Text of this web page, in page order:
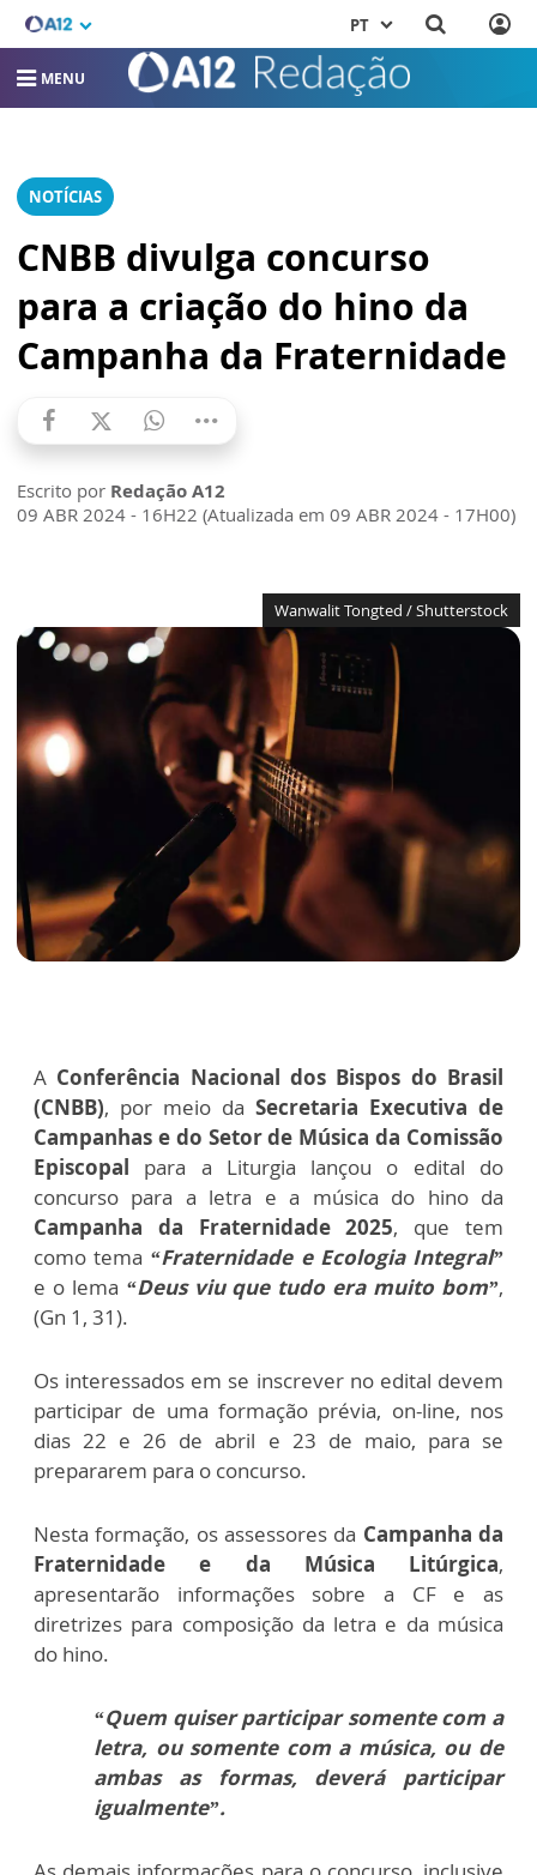
PT
MENU
NOTÍCIAS
CNBB divulga concurso
para a criação do hino da
Campanha da Fraternidade
Escrito por Redação A12
09 ABR 2024 - 16H22 (Atualizada em 09 ABR 2024 - 17H00)
Wanwalit Tongted / Shutterstock
A Conferência Nacional dos Bispos do Brasil
(CNBB), por meio da Secretaria Executiva de
Campanhas e do Setor de Música da Comissão
Episcopal para a Liturgia lançou o edital do
concurso para a letra e a música do hino da
Campanha da Fraternidade 2025, que tem
como tema “Fraternidade e Ecologia Integral”
e o lema “Deus viu que tudo era muito bom”,
(Gn 1, 31).
Os interessados em se inscrever no edital devem
participar de uma formação prévia, on-line, nos
dias 22 e 26 de abril e 23 de maio, para se
prepararem para o concurso.
Nesta formação, os assessores da Campanha da
Fraternidade e da Música Litúrgica,
apresentarão informações sobre a CF e as
diretrizes para composição da letra e da música
do hino.
“Quem quiser participar somente com a
letra, ou somente com a música, ou de
ambas as formas, deverá participar
igualmente”.